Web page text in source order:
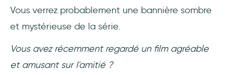
Vous verrez probablement une bannière sombre
et mystérieuse de la série.
Vous avez récemment regardé un film agréable
et amusant sur l'amitié ?